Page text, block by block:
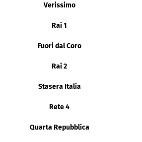
Verissimo
Rai 1
Fuori dal Coro
Rai 2
Stasera Italia
Rete 4
Quarta Repubblica